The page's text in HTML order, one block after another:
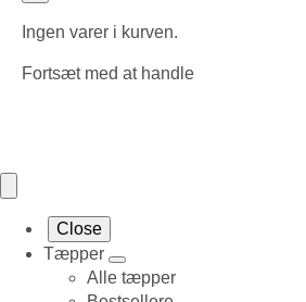
Ingen varer i kurven.
Fortsæt med at handle
Close
Tæpper
Alle tæpper